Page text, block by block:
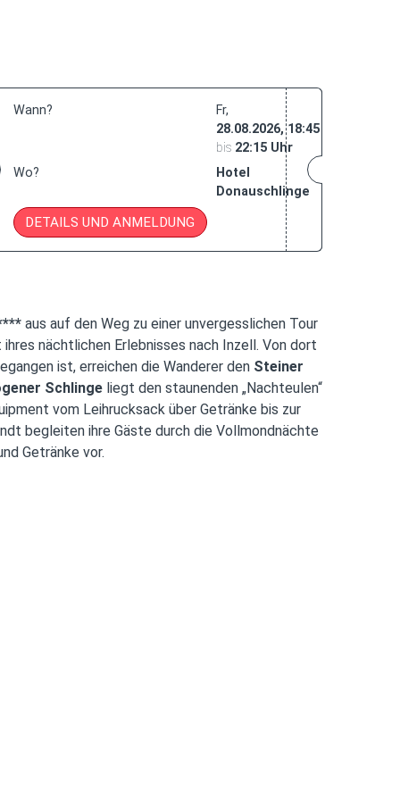
Wann?
Fr
28.08.2026, 18:45
bis 22:15 Uhr
Wo?
Hotel
Donauschlinge
DETAILS UND ANMELDUNG
aus auf den Weg zu einer unvergesslichen Tour
nächtlichen Erlebnisses nach Inzell. Von dort
ist, erreichen die Wanderer den Steiner
Schlingeliegt den staunenden „Nachteulen“
vom Leihrucksack über Getränke bis zur
begleiten ihre Gäste durch die Vollmondnächte
Getränke vor.